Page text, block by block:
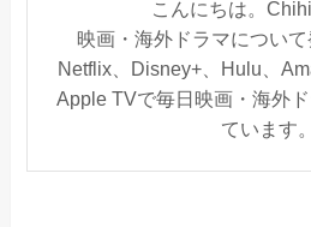
こんにちは。
映画・海外ドラマについて
Netflix、Disney+、Hulu、
Apple TVで毎日映画・海外
ています。